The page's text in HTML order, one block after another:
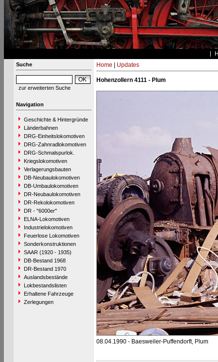
Suche
zur erweiterten Suche
Navigation
Geschichte & Hintergründe
Länderbahnen
DRG-Einheitslokomotiven
DRG-Zahnradlokomotiven
DRG-Schmalspurlok.
Kriegslokomotiven
Verlagerungsbauten
DB-Neubaulokomotiven
DB-Umbaulokomotiven
DR-Neubaulokomotiven
DR-Rekolokomotiven
DR - "6000er"
ELNA-Lokomotiven
Industrielokomotiven
Feuerlose Lokomotiven
Sonderkonstruktionen
SAAR (1920 - 1935)
DB-Bestand 1968
DR-Bestand 1970
Auslandsbestände
Lokbestandslisten
Erhaltene Fahrzeuge
Zerlegungen
Home Updates
Hohenzollern 4111 - Plum
08.04.1990 - Baesweiler-Puffendorft, Plum